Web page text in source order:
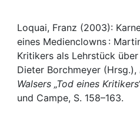
My FIS
Help
Loquai, Franz (2003):
eines Medienclowns :
Kritikers als Lehrstück
Dieter Borchmeyer (Hrsg.),
Walsers „Tod eines
und Campe, S. 158–163.